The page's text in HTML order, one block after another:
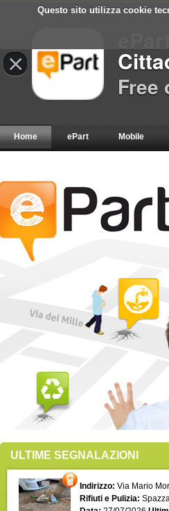
Questo sito utilizza cookie
Home ePart Mobile
ULTIME SEGNALAZIONI
Indirizzo: Via Mario
Rifiuti e Pulizia:
×
Free